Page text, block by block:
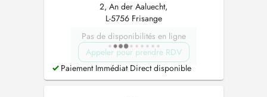
2, An der Aaluecht,
L-5756 Frisange
Pas de disponibilités en ligne
Appeler pour prendre RDV
Paiement Immédiat Direct disponible